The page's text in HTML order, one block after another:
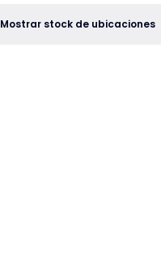
Mostrar stock de ubicaciones